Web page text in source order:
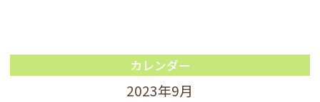
カレンダー
2023年9月